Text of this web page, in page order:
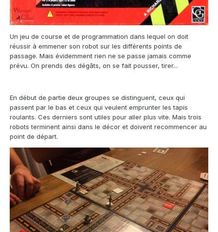
Un jeu de course et de programmation dans lequel on doit
réussir à emmener son robot sur les différents points de
passage. Mais évidemment rien ne se passe jamais comme
prévu. On prends des dégâts, on se fait pousser, tirer...
En début de partie deux groupes se distinguent, ceux qui
passent par le bas et ceux qui veulent emprunter les tapis
roulants. Ces derniers sont utiles pour aller plus vite. Mais trois
robots terminent ainsi dans le décor et doivent recommencer au
point de départ.